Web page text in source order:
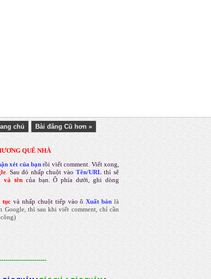
chủ Bài đăng Cũ hơn »
QUÊ NHÀ
xét của bạn rồi viết comment. Viết xong,
. Sau đó nhấp chuột vào Tên/URL thì sẽ
và tên của bạn. Ô phía dưới, ghi dòng
tục và nhấp chuột tiếp vào ôXuất bản là
Google, thì sau khi viết comment, chỉ cần
)